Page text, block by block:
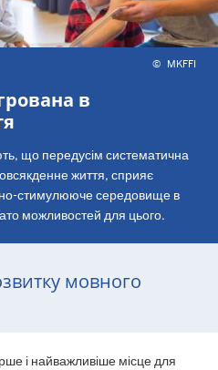
© MKFFI
в
що передусім систематична
життя, сприяє
стимулююче середовище в
можливостей для цього.
мовного
і найважливіше місце для